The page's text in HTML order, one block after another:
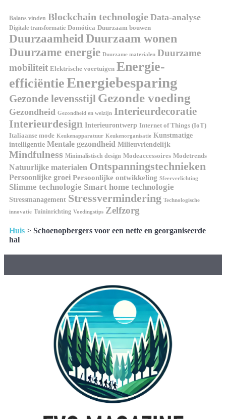
Balans vinden Blockchain technologie Data-analyse
Digitale transformatie Domótica Duurzaam bouwen
Duurzaamheid Duurzaam wonen
Duurzame energie Duurzame materialen Duurzame
mobiliteit Elektrische voertuigen Energie-
efficiëntieEnergiebesparing
Gezonde levensstijl Gezonde voeding
Gezondheid Gezondheid en welzijn Interieurdecoratie
Interieurdesign Interieurontwerp Internet of Things (IoT)
Italiaanse mode Keukenapparatuur Keukenorganisatie Kunstmatige
intelligentie Mentale gezondheid Milieuvriendelijk
Mindfulness Minimalistisch design Modeaccessoires Modetrends
Natuurlijke materialen Ontspanningstechnieken
Persoonlijke groei Persoonlijke ontwikkeling Sfeerverlichting
Slimme technologie Smart home technologie
Stressmanagement Stressvermindering Technologische
innovatie Tuininrichting Voedingstips Zelfzorg
Huis > Schoenopbergers voor een nette en georganiseerde
hal